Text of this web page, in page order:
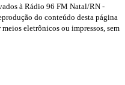
à Rádio 96 FM Natal/RN -
do conteúdo desta página
eletrônicos ou impressos, sem